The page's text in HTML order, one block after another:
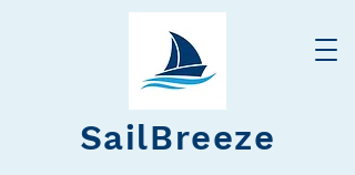
SailBreeze